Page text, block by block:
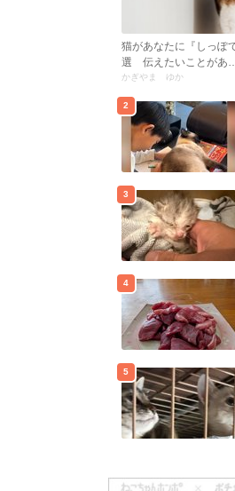
猫があなたに『しっぽ
選 伝えたいことがあ…
かぎやま ゆか
2
3
4
5